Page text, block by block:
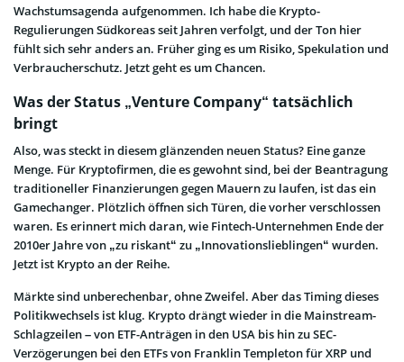
Wachstumsagenda aufgenommen. Ich habe die Krypto-
Regulierungen Südkoreas seit Jahren verfolgt, und der Ton hier
fühlt sich sehr anders an. Früher ging es um Risiko, Spekulation und
Verbraucherschutz. Jetzt geht es um Chancen.
Was der Status „Venture Company“ tatsächlich
bringt
Also, was steckt in diesem glänzenden neuen Status? Eine ganze
Menge. Für Kryptofirmen, die es gewohnt sind, bei der Beantragung
traditioneller Finanzierungen gegen Mauern zu laufen, ist das ein
Gamechanger. Plötzlich öffnen sich Türen, die vorher verschlossen
waren. Es erinnert mich daran, wie Fintech-Unternehmen Ende der
2010er Jahre von „zu riskant“ zu „Innovationslieblingen“ wurden.
Jetzt ist Krypto an der Reihe.
Märkte sind unberechenbar, ohne Zweifel. Aber das Timing dieses
Politikwechsels ist klug. Krypto drängt wieder in die Mainstream-
Schlagzeilen – von ETF-Anträgen in den USA bis hin zu SEC-
Verzögerungen bei den ETFs von Franklin Templeton für XRP und